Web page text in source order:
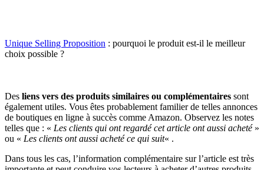
Unique Selling Proposition : pourquoi le produit est-il le meilleur
choix possible ?
Des liens vers des produits similaires ou complémentaires sont
également utiles. Vous êtes probablement familier de telles annonces
de boutiques en ligne à succès comme Amazon. Observez les notes
telles que : « Les clients qui ont regardé cet article ont aussi acheté»
ou « Les clients ont aussi acheté ce qui suit« .
Dans tous les cas, l’information complémentaire sur l’article est très